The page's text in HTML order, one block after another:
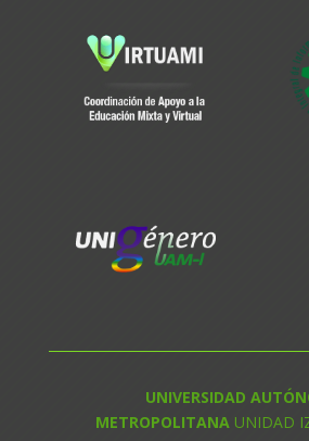
UNIVERSIDAD
METROPOLITANAUNIDAD